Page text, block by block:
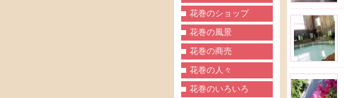
花巻のショップ
花巻の風景
花巻の商売
花巻の人々
花巻のいろいろ